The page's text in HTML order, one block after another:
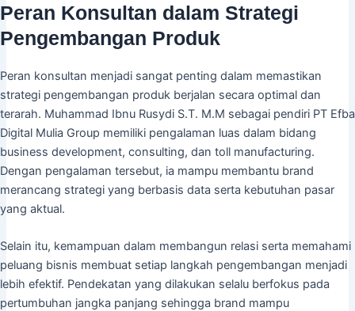
Peran Konsultan dalam Strategi
Pengembangan Produk
Peran konsultan menjadi sangat penting dalam memastikan
strategi pengembangan produk berjalan secara optimal dan
terarah. Muhammad Ibnu Rusydi S.T. M.M sebagai pendiri PT Efba
Digital Mulia Group memiliki pengalaman luas dalam bidang
business development, consulting, dan toll manufacturing.
Dengan pengalaman tersebut, ia mampu membantu brand
merancang strategi yang berbasis data serta kebutuhan pasar
yang aktual.
Selain itu, kemampuan dalam membangun relasi serta memahami
peluang bisnis membuat setiap langkah pengembangan menjadi
lebih efektif. Pendekatan yang dilakukan selalu berfokus pada
pertumbuhan jangka panjang sehingga brand mampu